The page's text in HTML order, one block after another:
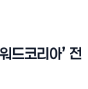
드코리아’ 전